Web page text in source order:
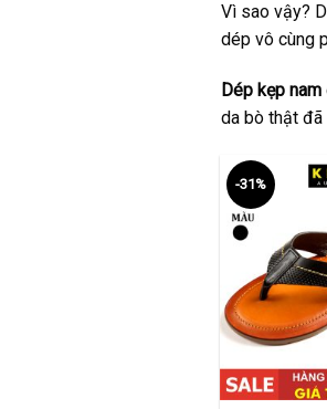
Vì sao vậy?
dép vô cùng
Dép kẹp nam
da bò thật
-31%
+